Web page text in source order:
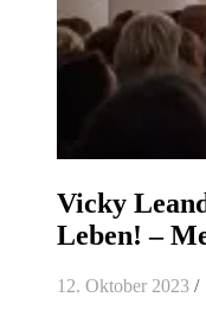
Vicky
Leben! –
12. Oktober 2023 /